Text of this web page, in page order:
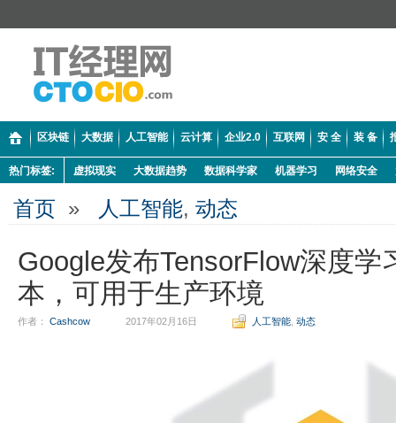
区块链 大数据 人工智能 云计算 企业2.0 互联网 安 全 装 备
热门标签: 虚拟现实 大数据趋势 数据科学家 机器学习 网络安全
首页 » 人工智能, 动态
Google发布TensorFlow深度学
本，可用于生产环境
作者： Cashcow 2017年02月16日 人工智能 动态